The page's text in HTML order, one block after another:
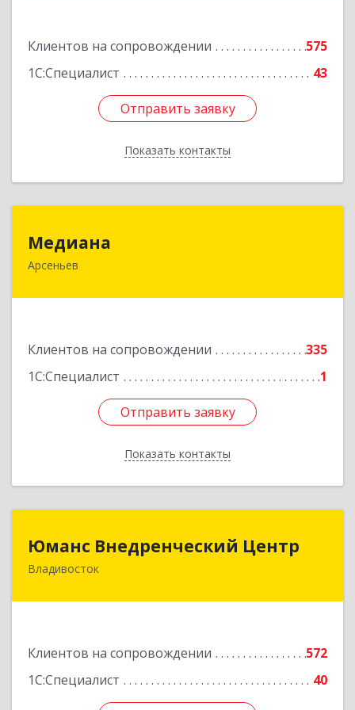
Клиентов на сопровождении
575
1С:Специалист
43
Отправить заявку
Показать контакты
Отправить заявку
Назад
Медиана
Арсеньев
Клиентов на сопровождении
335
1С:Специалист
1
Отправить заявку
Показать контакты
Отправить заявку
Назад
Юманс Внедренческий Центр
Владивосток
Клиентов на сопровождении
572
1С:Специалист
40
Юманс Внедренческий Центр
690014, Приморский край, Владивосток г,